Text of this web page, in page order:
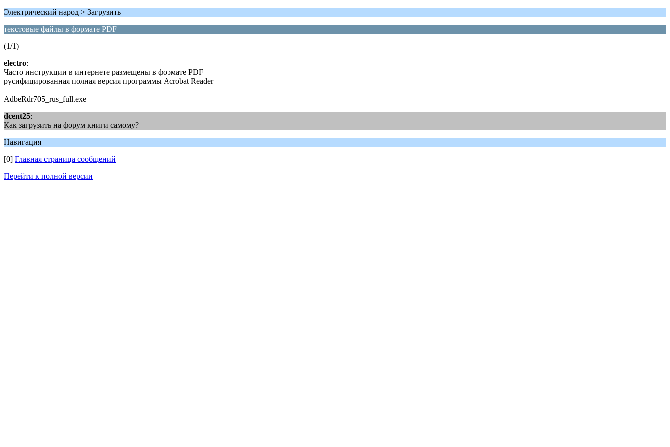
Электрический народ > Загрузить
текстовые файлы в формате PDF
(1/1)
electro:
Часто инструкции в интернете размещены в формате PDF
русифицированная полная версия программы Acrobat Reader
AdbeRdr705_rus_full.exe
dcent25:
Как загрузить на форум книги самому?
Навигация
[0] Главная страница сообщений
Перейти к полной версии